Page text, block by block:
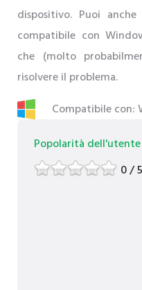
dispositivo. Puoi
compatibile con
che (molto
risolvere il problema.
Compatibile con:
Popolarità dell'utente
0 /